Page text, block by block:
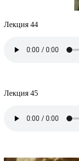
Лекция 44
Лекция 45